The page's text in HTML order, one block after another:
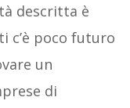
descritta è
c’è poco futuro
un
di